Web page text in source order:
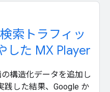
索トラフィッ
した MX Player
構造化データを追加し
践した結果、Google か